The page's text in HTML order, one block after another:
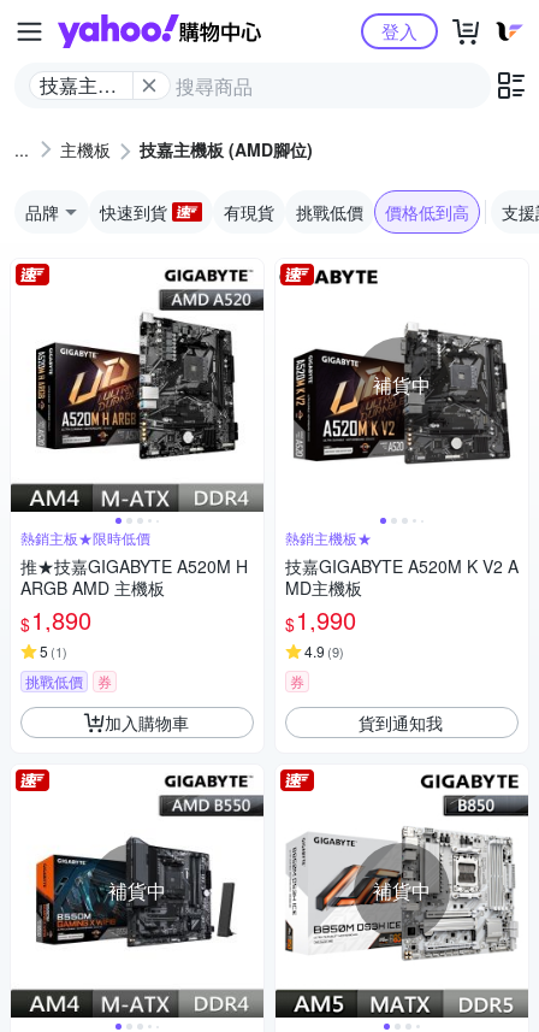
Yahoo購物中心
技嘉主機
腳位)
登入
主機板 技嘉主機板 (AMD腳位)
品牌 快速到貨 有現貨 挑戰低價 價格低到高 支
熱銷主板★限時低價
推★技嘉GIGABYTE A520M H
ARGB AMD 主機板
$1,890
5 (1)
挑戰低價 券
加入購物車
補貨中
補貨中
熱銷主機板★
技嘉GIGABYTE A520M K V2 A
MD主機板
$1,990
4.9 (9)
券
貨到通知我
補貨中